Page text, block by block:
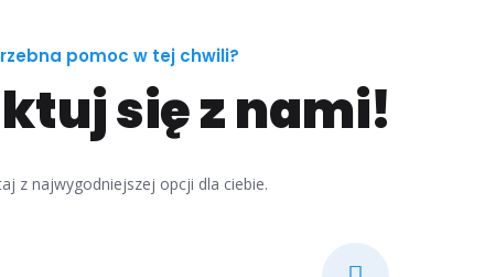
pomoc w tej chwili?
się z nami!
z najwygodniejszej opcji dla ciebie.